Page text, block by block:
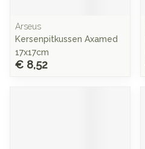
Arseus
Kersenpitkussen Axamed
17x17cm
€ 8,52